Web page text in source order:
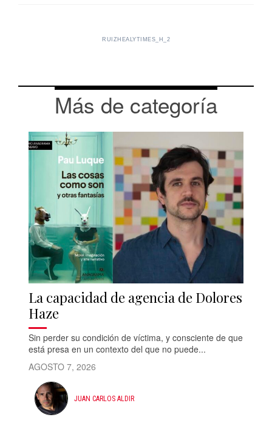
RUIZHEALYTIMES_H_2
Más de categoría
La capacidad de agencia de Dolores
Haze
Sin perder su condición de víctima, y consciente de que
está presa en un contexto del que no puede...
AGOSTO 7, 2026
JUAN CARLOS ALDIR